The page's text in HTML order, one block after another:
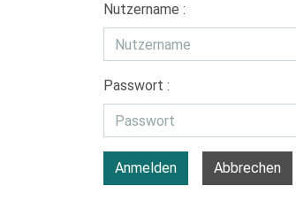
Nutzername :
Passwort :
Anmelden Abbrechen